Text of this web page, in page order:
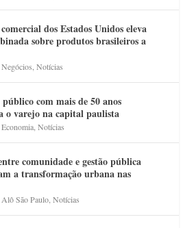
dos Estados Unidos eleva
sobre produtos brasileiros a
Negócios ,Notícias
com mais de 50 anos
o varejo na capital paulista
Economia ,Notícias
comunidade e gestão pública
a transformação urbana nas
Alô São Paulo ,Notícias